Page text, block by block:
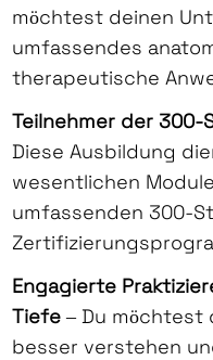
möchtest deinen
umfassendes
therapeutische
Teilnehmer der
Diese Ausbildung
wesentlichen
umfassenden 300-
Engagierte
Tiefe– Du möchtest
besser verstehen